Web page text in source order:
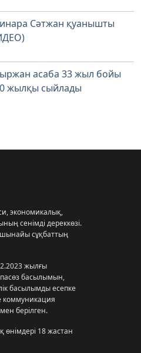
Сәтжан қуанышты
асаба 33 жыл бойы
жылқы сыйлады
экономикалық,
сенімді дереккөзі.
сұқбаттың
жылғы
басылымын,
басылымды есепке
коммуникация
берілген.
өнімдері 18 жастан